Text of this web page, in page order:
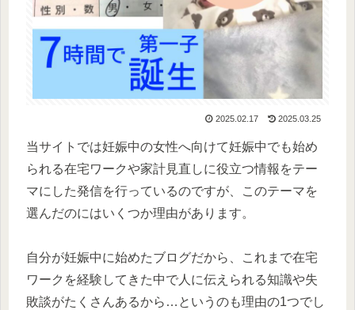
2025.02.17 2025.03.25
当サイトでは妊娠中の女性へ向けて妊娠中でも始め
られる在宅ワークや家計見直しに役立つ情報をテー
マにした発信を行っているのですが、このテーマを
選んだのにはいくつか理由があります。
自分が妊娠中に始めたブログだから、これまで在宅
ワークを経験してきた中で人に伝えられる知識や失
敗談がたくさんあるから…というのも理由の1つでし